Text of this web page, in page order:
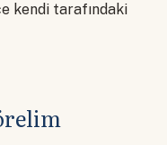
kendi tarafındaki